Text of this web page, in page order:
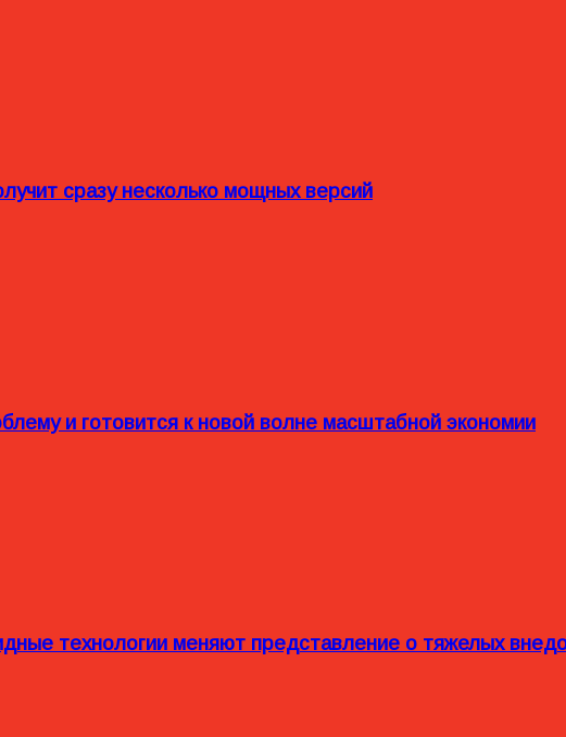
сразу несколько мощных версий
и готовится к новой волне масштабной экономии
технологии меняют представление о тяжелых